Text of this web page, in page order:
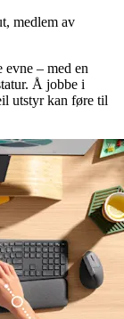
medlem av
evne – med en
Å jobbe i
utstyr kan føre til